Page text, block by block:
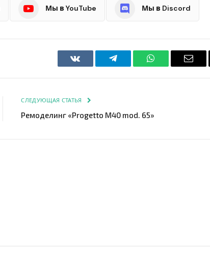
Мы в YouTube Мы в Discord
VKontakteTelegram WhatsAppEmail
СЛЕДУЮЩАЯ СТАТЬЯ
Ремоделинг «Progetto M40 mod. 65»